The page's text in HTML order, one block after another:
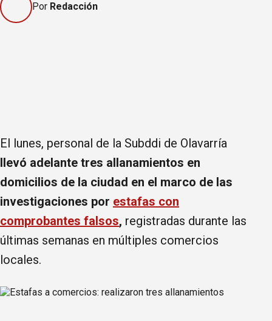
Por Redacción
El lunes, personal de la Subddi de Olavarría
llevó adelante tres allanamientos en
domicilios de la ciudad en el marco de las
investigaciones por estafas con
comprobantes falsos, registradas durante las
últimas semanas en múltiples comercios
locales.